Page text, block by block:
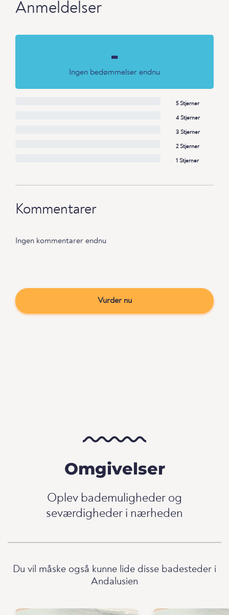
Anmeldelser
-
Ingen bedømmelser endnu
5 Stjerner
4 Stjerner
3 Stjerner
2 Stjerner
1 Stjerner
Kommentarer
Ingen kommentarer endnu
Vurder nu
Omgivelser
Oplev bademuligheder og
seværdigheder i nærheden
Du vil måske også kunne lide disse badesteder i
Andalusien